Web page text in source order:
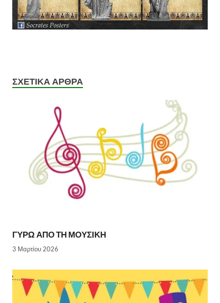
ΣΧΕΤΙΚΆ ΆΡΘΡΑ
ΓΥΡΩ ΑΠΟ ΤΗ ΜΟΥΣΙΚΗ
3 Μαρτίου 2026